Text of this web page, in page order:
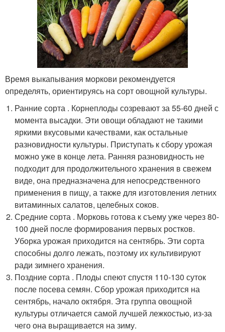
Время выкапывания моркови рекомендуется
определять, ориентируясь на сорт овощной культуры.
Ранние сорта . Корнеплоды созревают за 55-60 дней с
момента высадки. Эти овощи обладают не такими
яркими вкусовыми качествами, как остальные
разновидности культуры. Приступать к сбору урожая
можно уже в конце лета. Ранняя разновидность не
подходит для продолжительного хранения в свежем
виде, она предназначена для непосредственного
применения в пищу, а также для изготовления летних
витаминных салатов, целебных соков.
Средние сорта . Морковь готова к съему уже через 80-
100 дней после формирования первых ростков.
Уборка урожая приходится на сентябрь. Эти сорта
способны долго лежать, поэтому их культивируют
ради зимнего хранения.
Поздние сорта . Плоды спеют спустя 110-130 суток
после посева семян. Сбор урожая приходится на
сентябрь, начало октября. Эта группа овощной
культуры отличается самой лучшей лежкостью, из-за
чего она выращивается на зиму.